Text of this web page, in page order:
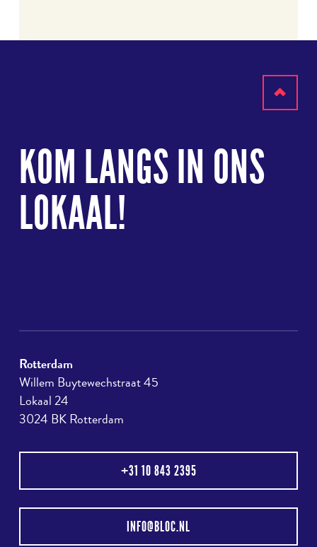
KOM LANGS IN ONS
LOKAAL!
Rotterdam
Willem Buytewechstraat 45
Lokaal 24
3024 BK Rotterdam
+31 10 843 2395
INFO@BLOC.NL